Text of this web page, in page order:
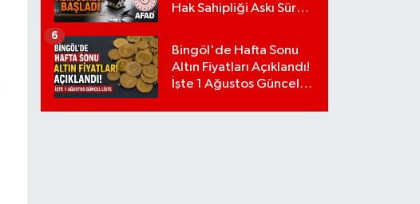
Hak Sahipliği Askı Süreci
Bingöl'de Hafta Sonu
Altın Fiyatları Açıklandı!
İşte 1 Ağustos Güncel
6